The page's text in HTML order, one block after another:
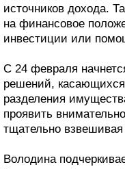
источников дохода.
на финансовое
инвестиции или
С 24 февраля
решений,
разделения
проявить
тщательно
Володина